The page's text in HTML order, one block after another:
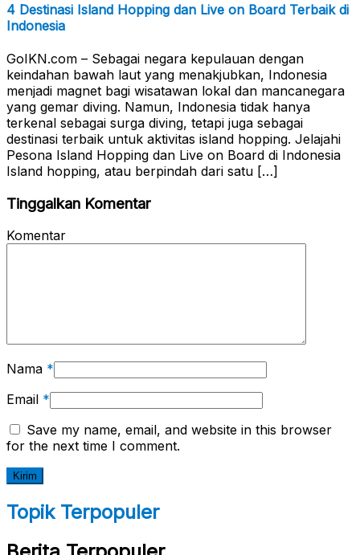
4 Destinasi Island Hopping dan Live on Board Terbaik di
Indonesia
GoIKN.com – Sebagai negara kepulauan dengan
keindahan bawah laut yang menakjubkan, Indonesia
menjadi magnet bagi wisatawan lokal dan mancanegara
yang gemar diving. Namun, Indonesia tidak hanya
terkenal sebagai surga diving, tetapi juga sebagai
destinasi terbaik untuk aktivitas island hopping. Jelajahi
Pesona Island Hopping dan Live on Board di Indonesia
Island hopping, atau berpindah dari satu […]
Tinggalkan Komentar
Komentar
Nama *
Email *
Save my name, email, and website in this browser
for the next time I comment.
Topik Terpopuler